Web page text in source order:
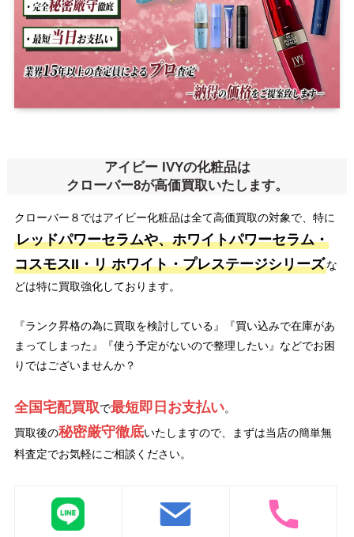
アイビー IVYの化粧品は
クローバー8が高価買取いたします。
クローバー８ではアイビー化粧品は全て高価買取の対象で、特に
レッドパワーセラムや、ホワイトパワーセラム・
コスモスII・リ ホワイト・プレステージシリーズな
どは特に買取強化しております。
『ランク昇格の為に買取を検討している』『買い込みで在庫があ
まってしまった』『使う予定がないので整理したい』などでお困
りではございませんか？
全国宅配買取で最短即日お支払い。
買取後の秘密厳守徹底いたしますので、まずは当店の簡単無
料査定でお気軽にご相談ください。